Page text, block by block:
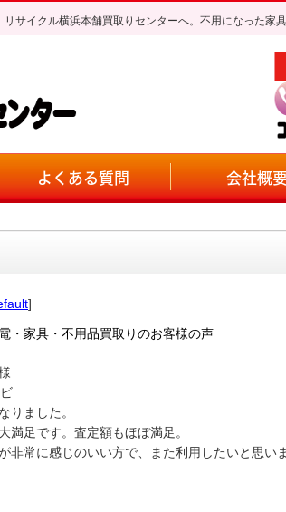
サイクル横浜本舗買取りセンターへ。不用になった家
よくある質問 会社概要
]
・家具・不用品買取りのお客様の声
りました。
満足です。査定額もほぼ満足。
非常に感じのいい方で、また利用したいと思いま